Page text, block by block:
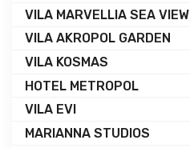
VILA MARVELLIA SEA VIEW
VILA AKROPOL GARDEN
VILA KOSMAS
HOTEL METROPOL
VILA EVI
MARIANNA STUDIOS